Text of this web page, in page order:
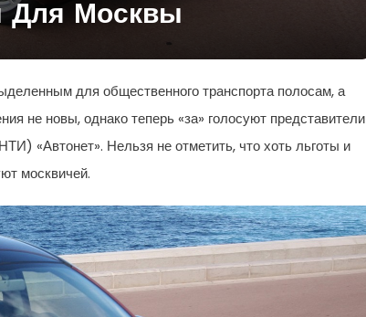
Для Москвы
для общественного транспорта полосам, а
не новы, однако теперь «за» голосуют представители
«Автонет». Нельзя не отметить, что хоть льготы и
москвичей.